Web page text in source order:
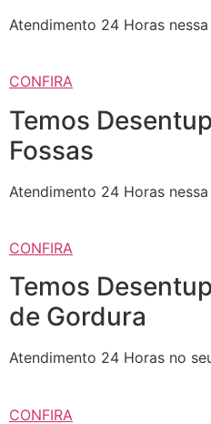
Atendimento 24 Horas
CONFIRA
Temos
Fossas
Atendimento 24 Horas
CONFIRA
Temos
de Gordura
Atendimento 24 Horas no
CONFIRA